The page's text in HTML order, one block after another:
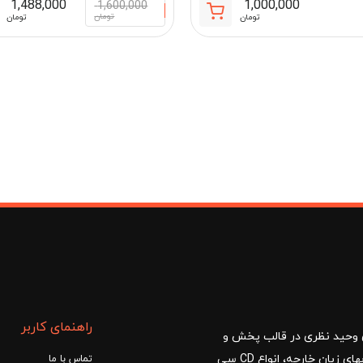
1,000,000
تومان
1,600,000
تومان
1,488,000
تومان
با مدیریت آقای وحید نظری در قالب پخش و
توزیع کتب درسی و کمک آموزشی، کتب دانشگاهی، کتابهای زبان خارجه، انواع CD سی
راهنمای کاربر
تماس با ما